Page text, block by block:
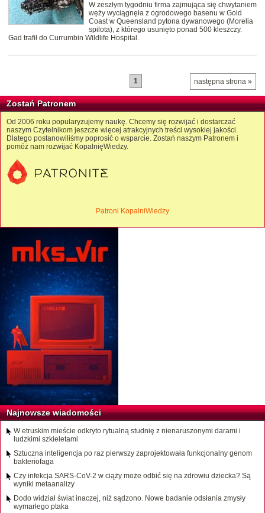
W zeszłym tygodniu firma zajmująca się chwytaniem
węży wyciągnęła z ogrodowego basenu w Gold
Coast w Queensland pytona dywanowego (Morelia
spilota), z którego usunięto ponad 500 kleszczy.
Gad trafił do Currumbin Wildlife Hospital.
następna strona »
1
Zostań Patronem
Od 2006 roku popularyzujemy naukę. Chcemy się rozwijać i dostarczać
naszym Czytelnikom jeszcze więcej atrakcyjnych treści wysokiej jakości.
Dlatego postanowiliśmy poprosić o wsparcie. Zostań naszym Patronem i
pomóż nam rozwijać KopalnięWiedzy.
Patroni KopalniWiedzy
Najnowsze wiadomości
W etruskim mieście odkryto rytualną studnię z nienaruszonymi darami i
ludzkimi szkieletami
Sztuczna inteligencja po raz pierwszy zaprojektowała funkcjonalny genom
bakteriofaga
Czy infekcja SARS-CoV-2 w ciąży może odbić się na zdrowiu dziecka? Są
wyniki metaanalizy
Dodo widział świat inaczej, niż sądzono. Nowe badanie odsłania zmysły
wymarłego ptaka